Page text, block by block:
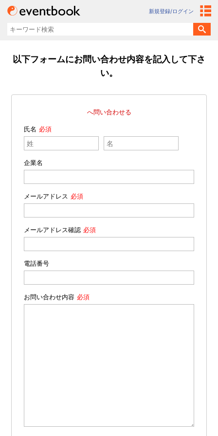
新規登録/ログイン
以下フォームにお問い合わせ内容を記入して下さ
い。
へ問い合わせる
氏名
企業名
メールアドレス
メールアドレス確認
電話番号
お問い合わせ内容